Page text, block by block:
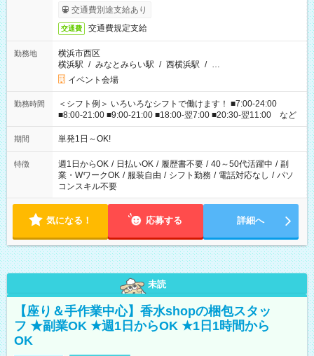
交通費別途支給あり
交通費 交通費規定支給
勤務地
横浜市西区
横浜駅 / みなとみらい駅 / 西横浜駅 / …
イベント会場
勤務時間
＜シフト例＞ いろいろなシフトで働けます！ ■7:00-24:00
■8:00-21:00 ■9:00-21:00 ■18:00-翌7:00 ■20:30-翌11:00 など
期間 単発1日～OK!
特徴 週1日からOK / 日払いOK / 履歴書不要 / 40～50代活躍中 / 副
業・WワークOK / 服装自由 / シフト勤務 / 電話対応なし / パソ
コンスキル不要
気になる！ 応募する 詳細へ
未読
【座り＆手作業中心】香水shopの梱包スタッ
フ ★副業OK ★週1日からOK ★1日1時間から
OK